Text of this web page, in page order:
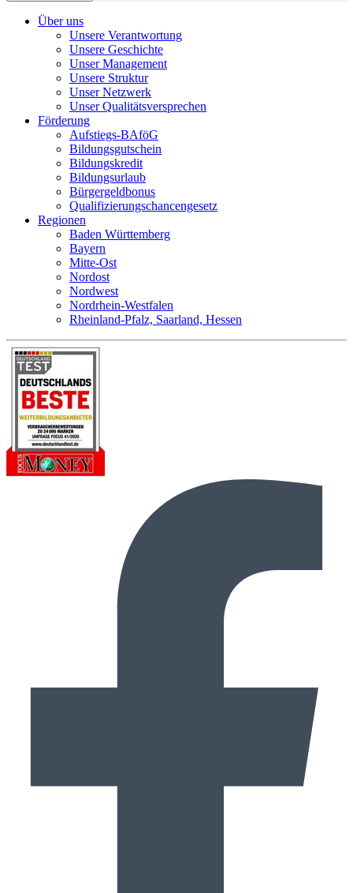
Über uns
Unsere Verantwortung
Unsere Geschichte
Unser Management
Unsere Struktur
Unser Netzwerk
Unser Qualitätsversprechen
Förderung
Aufstiegs-BAföG
Bildungsgutschein
Bildungskredit
Bildungsurlaub
Bürgergeldbonus
Qualifizierungschancengesetz
Regionen
Baden Württemberg
Bayern
Mitte-Ost
Nordost
Nordwest
Nordrhein-Westfalen
Rheinland-Pfalz, Saarland, Hessen